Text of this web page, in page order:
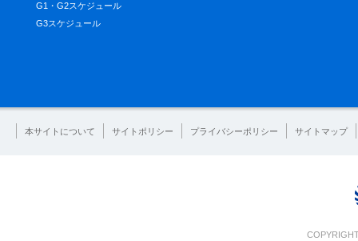
G1・G2スケジュール
G3スケジュール
本サイトについて サイトポリシー プライバシーポリシー サイトマップ